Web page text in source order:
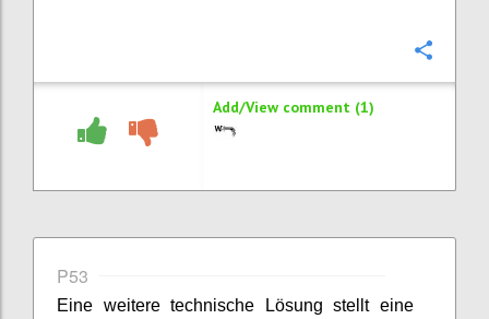
Add/View comment (1)
P53
Eine weitere technische Lösung stellt eine